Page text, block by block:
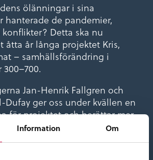
Information Om
ölänningar i sina
hanterade de pandemier,
Detta ska nu
åtta år långa projektet Kris,
– samhällsförändring i
Jan-Henrik Fallgren och
Dufay ger oss under kvällen en
för projektet och berättar mer
ska gå till och vad forskarna
reda på. En perfekt